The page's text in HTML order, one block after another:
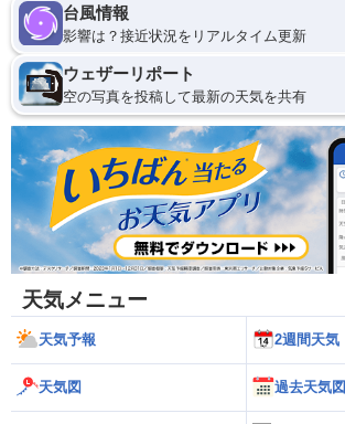
台風情報
影響は？接近状況をリアルタイム更新
ウェザーリポート
空の写真を投稿して最新の天気を共有
天気メニュー
天気予報 2週間天気
天気図 過去天気図